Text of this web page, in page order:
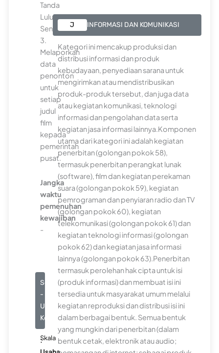
Tanda
Lulus
Sensor.
3.
Melaporkan
data
penonton
untuk
setiap
judul
film
kepada
pemerintah
pusat.
Jangka
waktu
pemenuhan
kewajiban
-
Seluruhnya
-
Usaha
Kecil
Skala
:
J INFORMASI DAN KOMUNIKASI
Kategori ini mencakup produksi dan
distribusi informasi dan produk
kebudayaan, penyediaan sarana untuk
mengirimkan atau mendistribusikan
produk-produk tersebut, dan juga data
atau kegiatan komunikasi, teknologi
informasi dan pengolahan data serta
kegiatan jasa informasi lainnya.Komponen
utama dari kategori ini adalah kegiatan
penerbitan (golongan pokok 58),
termasuk penerbitan perangkat lunak
(software), film dan kegiatan perekaman
suara (golongan pokok 59), kegiatan
pemrograman dan penyiaran radio dan TV
(golongan pokok 60), kegiatan
telekomunikasi (golongan pokok 61) dan
kegiatan teknologi informasi (golongan
pokok 62) dan kegiatan jasa informasi
lainnya (golongan pokok 63).Penerbitan
termasuk perolehan hak cipta untuk isi
(produk informasi) dan membuat isi ini
tersedia untuk masyarakat umum melalui
kegiatan reproduksi dan distribusi isi ini
dalam berbagai bentuk. Semua bentuk
yang mungkin dari penerbitan (dalam
bentuk cetak, elektronik atau audio;